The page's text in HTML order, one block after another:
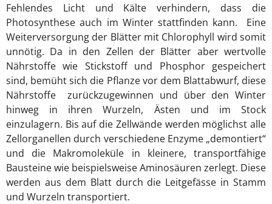
Fehlendes Licht und Kälte verhindern, dass die
Photosynthese auch im Winter stattfinden kann. Eine
Weiterversorgung der Blätter mit Chlorophyll wird somit
unnötig. Da in den Zellen der Blätter aber wertvolle
Nährstoffe wie Stickstoff und Phosphor gespeichert
sind, bemüht sich die Pflanze vor dem Blattabwurf, diese
Nährstoffe zurückzugewinnen und über den Winter
hinweg in ihren Wurzeln, Ästen und im Stock
einzulagern. Bis auf die Zellwände werden möglichst alle
Zellorganellen durch verschiedene Enzyme „demontiert“
und die Makromoleküle in kleinere, transportfähige
Bausteine wie beispielsweise Aminosäuren zerlegt. Diese
werden aus dem Blatt durch die Leitgefässe in Stamm
und Wurzeln transportiert.